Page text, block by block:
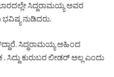
ಸಿದ್ದರಾಮಯ್ಯ ಅವರ
ಭವಿಷ್ಯ ನುಡಿದರು.
ಸಿದ್ಧರಾಮಯ್ಯ ಅಹಿಂದ
ಸಿದ್ದು ಕುರುಬರ ಲೀಡರ್ ಅಲ್ಲ ಎಂದು